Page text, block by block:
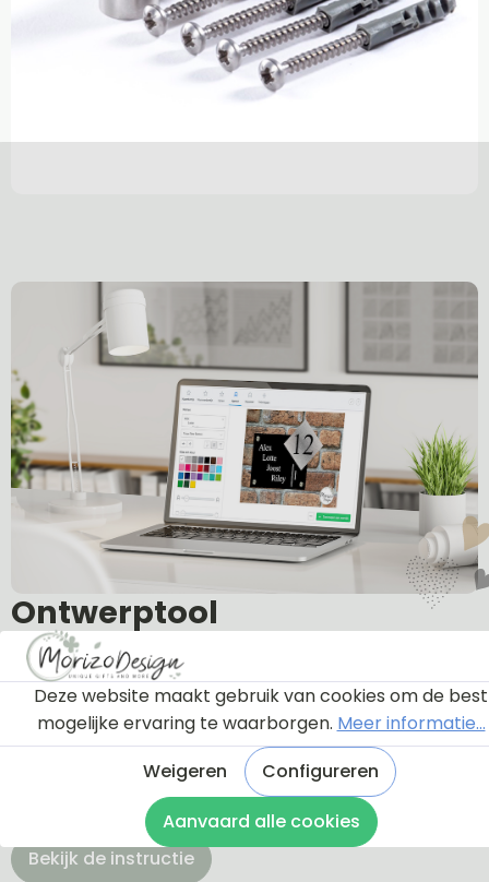
Ontwerptool
Via onderstaande knop komt u bij een instructie en
een tutorial die u een rondleiding geeft door de
ontwerptool. Hierdoor weet u precies hoe u zelf uw
naambordje helemaal kunt aanpassen en naar uw
eigen smaak kunt ontwerpen.
Bekijk de instructie
Deze website maakt gebruik van cookies om de best
mogelijke ervaring te waarborgen. Meer informatie...
Weigeren
Configureren
Aanvaard alle cookies